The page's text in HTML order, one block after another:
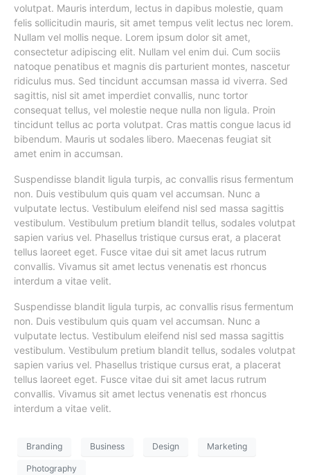
volutpat. Mauris interdum, lectus in dapibus molestie, quam
felis sollicitudin mauris, sit amet tempus velit lectus nec lorem.
Nullam vel mollis neque. Lorem ipsum dolor sit amet,
consectetur adipiscing elit. Nullam vel enim dui. Cum sociis
natoque penatibus et magnis dis parturient montes, nascetur
ridiculus mus. Sed tincidunt accumsan massa id viverra. Sed
sagittis, nisl sit amet imperdiet convallis, nunc tortor
consequat tellus, vel molestie neque nulla non ligula. Proin
tincidunt tellus ac porta volutpat. Cras mattis congue lacus id
bibendum. Mauris ut sodales libero. Maecenas feugiat sit
amet enim in accumsan.
Suspendisse blandit ligula turpis, ac convallis risus fermentum
non. Duis vestibulum quis quam vel accumsan. Nunc a
vulputate lectus. Vestibulum eleifend nisl sed massa sagittis
vestibulum. Vestibulum pretium blandit tellus, sodales volutpat
sapien varius vel. Phasellus tristique cursus erat, a placerat
tellus laoreet eget. Fusce vitae dui sit amet lacus rutrum
convallis. Vivamus sit amet lectus venenatis est rhoncus
interdum a vitae velit.
Suspendisse blandit ligula turpis, ac convallis risus fermentum
non. Duis vestibulum quis quam vel accumsan. Nunc a
vulputate lectus. Vestibulum eleifend nisl sed massa sagittis
vestibulum. Vestibulum pretium blandit tellus, sodales volutpat
sapien varius vel. Phasellus tristique cursus erat, a placerat
tellus laoreet eget. Fusce vitae dui sit amet lacus rutrum
convallis. Vivamus sit amet lectus venenatis est rhoncus
interdum a vitae velit.
Branding Business Design Marketing
Photography